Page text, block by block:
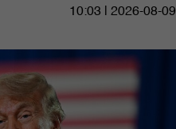
10:03 | 2026-08-09